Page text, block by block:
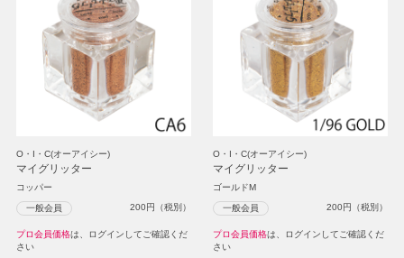
O・I・C(オーアイシー)
マイグリッター
コッパー
一般会員 200円（税別）
プロ会員価格は、ログインしてご確認くだ
さい
O・I・C(オーアイシー)
マイグリッター
ゴールドM
一般会員 200円（税別）
プロ会員価格は、ログインしてご確認くだ
さい